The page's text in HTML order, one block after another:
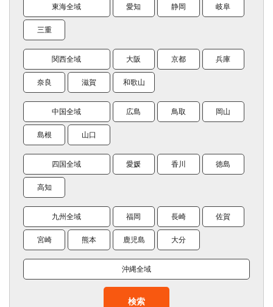
東海全域 愛知 静岡 岐阜
三重
関西全域 大阪 京都 兵庫
奈良 滋賀 和歌山
中国全域 広島 鳥取 岡山
島根 山口
四国全域 愛媛 香川 徳島
高知
九州全域 福岡 長崎 佐賀
宮崎 熊本 鹿児島 大分
沖縄全域
検索